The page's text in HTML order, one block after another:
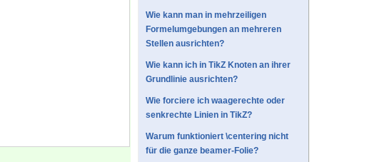
Wie kann man in mehrzeiligen
Formelumgebungen an mehreren
Stellen ausrichten?
Wie kann ich in TikZ Knoten an ihrer
Grundlinie ausrichten?
Wie forciere ich waagerechte oder
senkrechte Linien in TikZ?
Warum funktioniert \centering nicht
für die ganze beamer-Folie?